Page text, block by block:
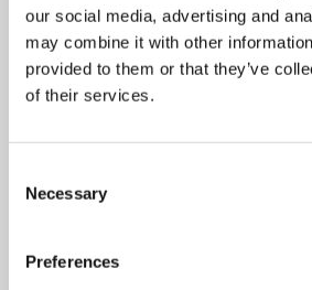
our social media, advertising and
may combine it with other
provided to them or that they’ve
of their services.
Selection
Necessary
Preferences
Bekijk onzeAlgemene voorwaarden
Lees ook onze privacy encookie
bent naar wat we met je